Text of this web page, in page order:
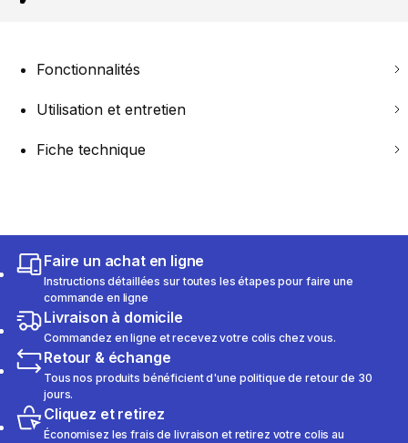
Fonctionnalités
Utilisation et entretien
Fiche technique
Faire un achat en ligne
Instructions détaillées sur toutes les étapes pour faire une
commande en ligne
Livraison à domicile
Commandez en ligne et recevez votre colis chez vous.
Retour & échange
Tous nos produits bénéficient d'une politique de retour de 30
jours.
Cliquez et retirez
Économisez les frais de livraison et retirez votre colis au